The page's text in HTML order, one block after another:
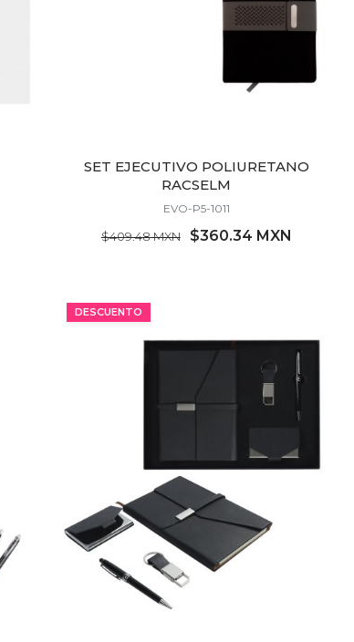
SET EJECUTIVO POLIURETANO
RACSELM
EVO-P5-1011
$409.48 MXN $360.34 MXN
DESCUENTO